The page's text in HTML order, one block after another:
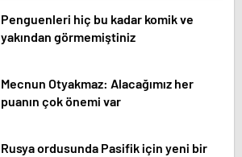
Penguenleri hiç bu kadar komik ve
yakından görmemiştiniz
Mecnun Otyakmaz: Alacağımız her
puanın çok önemi var
Rusya ordusunda Pasifik için yeni bir